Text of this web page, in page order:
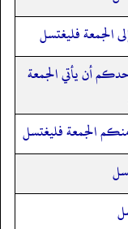
الجمعة فليغتسل
أن يأتي الجمعة
الجمعة فليغتسل